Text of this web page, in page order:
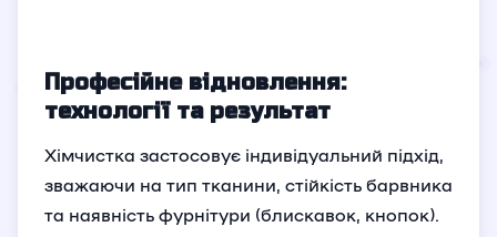
Професійне відновлення:
технології та результат
Хімчистка застосовує індивідуальний підхід,
зважаючи на тип тканини, стійкість барвника
та наявність фурнітури (блискавок, кнопок).